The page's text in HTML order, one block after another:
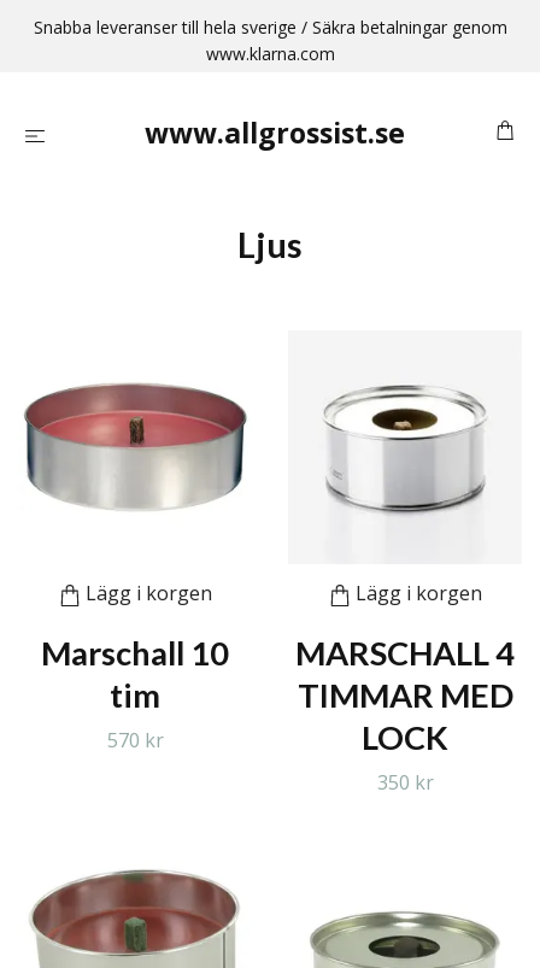
Snabba leveranser till hela sverige / Säkra betalningar genom
www.klarna.com
www.allgrossist.se
Ljus
Lägg i korgen
Marschall 10
tim
570 kr
Lägg i korgen
MARSCHALL 4
TIMMAR MED
LOCK
350 kr